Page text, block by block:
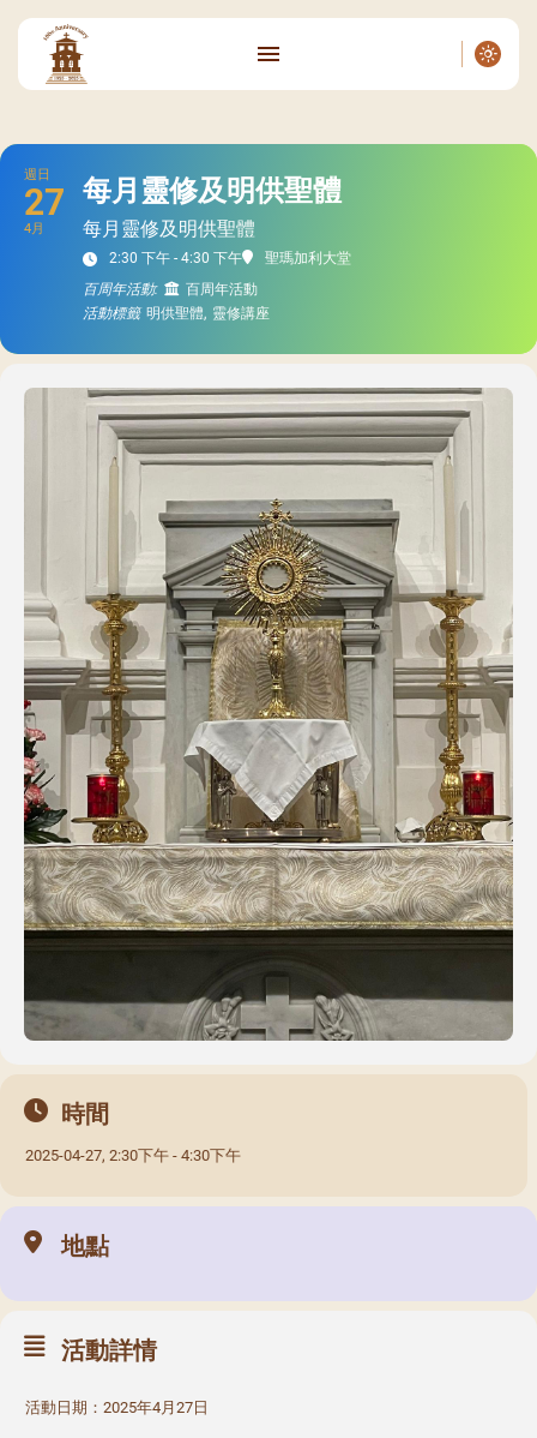
週日
27
4月
每月靈修及明供聖體
每月靈修及明供聖體
2:30 下午 - 4:30 下午
聖瑪加利大堂
百周年活動:
百周年活動
活動標籤 明供聖體, 靈修講座
時間
2025-04-27, 2:30下午 - 4:30下午
地點
活動詳情
活動日期：2025年4月27日